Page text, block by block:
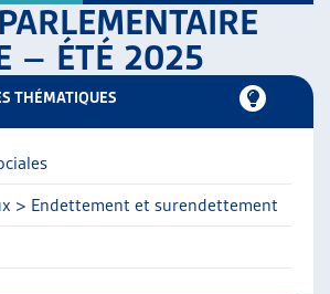
– ÉTÉ 2025
THÉMATIQUES
> Endettement et surendettement